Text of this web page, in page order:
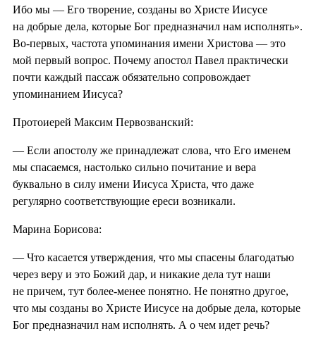
Ибо мы — Его творение, созданы во Христе Иисусе
на добрые дела, которые Бог предназначил нам исполнять».
Во-первых, частота упоминания имени Христова — это
мой первый вопрос. Почему апостол Павел практически
почти каждый пассаж обязательно сопровождает
упоминанием Иисуса?
Протоиерей Максим Первозванский:
— Если апостолу же принадлежат слова, что Его именем
мы спасаемся, настолько сильно почитание и вера
буквально в силу имени Иисуса Христа, что даже
регулярно соответствующие ереси возникали.
Марина Борисова:
— Что касается утверждения, что мы спасены благодатью
через веру и это Божий дар, и никакие дела тут наши
не причем, тут более-менее понятно. Не понятно другое,
что мы созданы во Христе Иисусе на добрые дела, которые
Бог предназначил нам исполнять. А о чем идет речь?